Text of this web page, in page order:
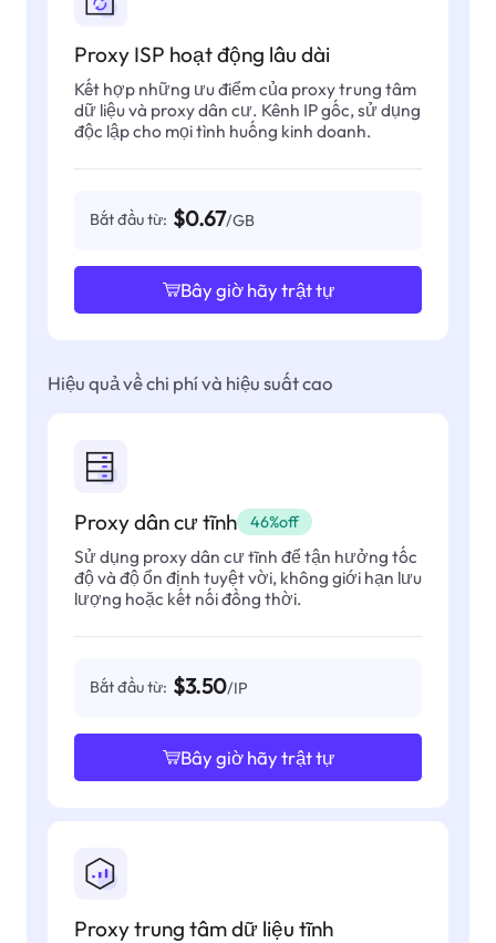
Proxy ISP hoạt động lâu dài
Kết hợp những ưu điểm của proxy trung tâm
dữ liệu và proxy dân cư. Kênh IP gốc, sử dụng
độc lập cho mọi tình huống kinh doanh.
Bắt đầu từ: $0.67/GB
Bây giờ hãy trật tự
Hiệu quả về chi phí và hiệu suất cao
Proxy dân cư tĩnh 46%off
Sử dụng proxy dân cư tĩnh để tận hưởng tốc
độ và độ ổn định tuyệt vời, không giới hạn lưu
lượng hoặc kết nối đồng thời.
Bắt đầu từ: $3.50/IP
Bây giờ hãy trật tự
Proxy trung tâm dữ liệu tĩnh